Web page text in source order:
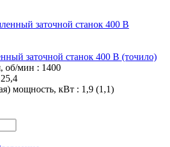
заточной станок 400 В (точило)
об/мин : 1400
мощность, кВт : 1,9 (1,1)